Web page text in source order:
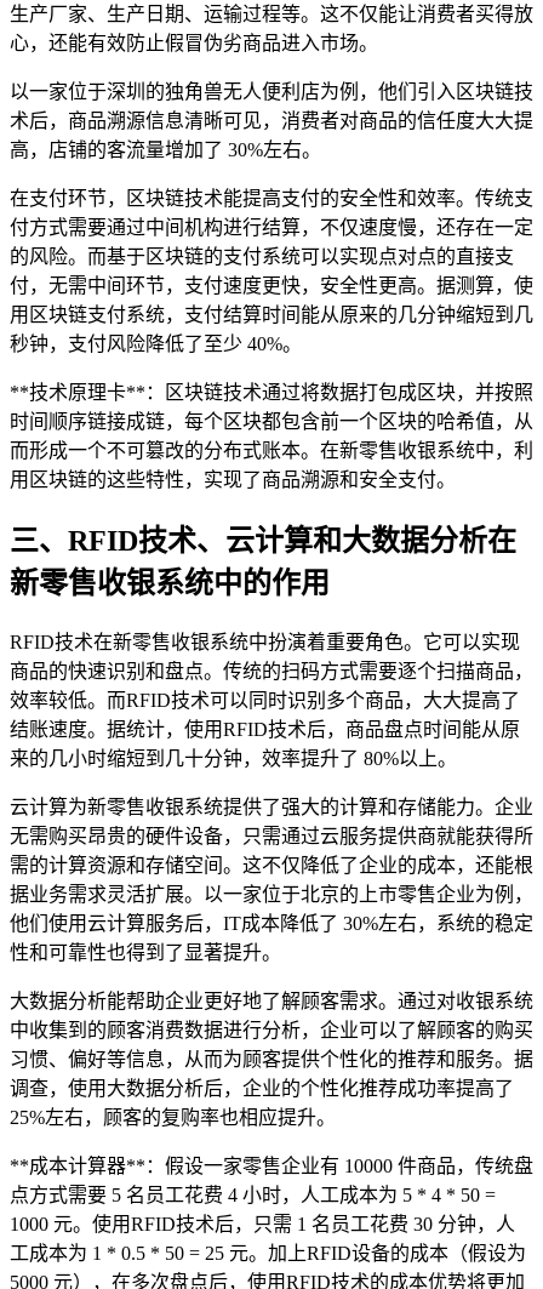
生产厂家、生产日期、运输过程等。这不仅能让消费者买得放
心，还能有效防止假冒伪劣商品进入市场。
以一家位于深圳的独角兽无人便利店为例，他们引入区块链技
术后，商品溯源信息清晰可见，消费者对商品的信任度大大提
高，店铺的客流量增加了 30%左右。
在支付环节，区块链技术能提高支付的安全性和效率。传统支
付方式需要通过中间机构进行结算，不仅速度慢，还存在一定
的风险。而基于区块链的支付系统可以实现点对点的直接支
付，无需中间环节，支付速度更快，安全性更高。据测算，使
用区块链支付系统，支付结算时间能从原来的几分钟缩短到几
秒钟，支付风险降低了至少 40%。
**技术原理卡**：区块链技术通过将数据打包成区块，并按照
时间顺序链接成链，每个区块都包含前一个区块的哈希值，从
而形成一个不可篡改的分布式账本。在新零售收银系统中，利
用区块链的这些特性，实现了商品溯源和安全支付。
三、RFID技术、云计算和大数据分析在
新零售收银系统中的作用
RFID技术在新零售收银系统中扮演着重要角色。它可以实现
商品的快速识别和盘点。传统的扫码方式需要逐个扫描商品，
效率较低。而RFID技术可以同时识别多个商品，大大提高了
结账速度。据统计，使用RFID技术后，商品盘点时间能从原
来的几小时缩短到几十分钟，效率提升了 80%以上。
云计算为新零售收银系统提供了强大的计算和存储能力。企业
无需购买昂贵的硬件设备，只需通过云服务提供商就能获得所
需的计算资源和存储空间。这不仅降低了企业的成本，还能根
据业务需求灵活扩展。以一家位于北京的上市零售企业为例，
他们使用云计算服务后，IT成本降低了 30%左右，系统的稳定
性和可靠性也得到了显著提升。
大数据分析能帮助企业更好地了解顾客需求。通过对收银系统
中收集到的顾客消费数据进行分析，企业可以了解顾客的购买
习惯、偏好等信息，从而为顾客提供个性化的推荐和服务。据
调查，使用大数据分析后，企业的个性化推荐成功率提高了
25%左右，顾客的复购率也相应提升。
**成本计算器**：假设一家零售企业有 10000 件商品，传统盘
点方式需要 5 名员工花费 4 小时，人工成本为 5 * 4 * 50 =
1000 元。使用RFID技术后，只需 1 名员工花费 30 分钟，人
工成本为 1 * 0.5 * 50 = 25 元。加上RFID设备的成本（假设为
5000 元），在多次盘点后，使用RFID技术的成本优势将更加